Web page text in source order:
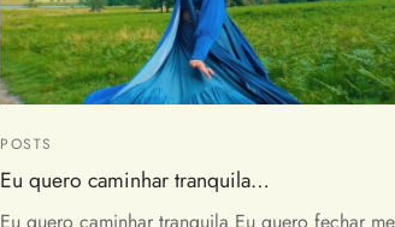
POSTS
Eu quero caminhar tranquila…